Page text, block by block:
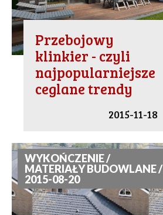
Przebojowy
klinkier - czyli
najpopularniejsze
ceglane trendy
2015-11-18
WYKOŃCZENIE /
MATERIAŁY BUDOWLANE /
2015-08-20